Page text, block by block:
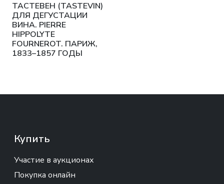
ТАСТЕВЕН (TASTEVIN)
ДЛЯ ДЕГУСТАЦИИ
ВИНА. PIERRE
HIPPOLYTE
FOURNEROT. ПАРИЖ,
1833–1857 ГОДЫ
Купить
Участие в аукционах
Покупка онлайн